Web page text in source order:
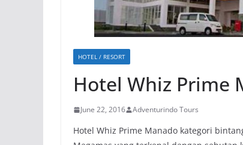
HOTEL / RESORT
Hotel Whiz Prime
June 22, 2016 Adventurindo Tours
Hotel Whiz Prime Manado kategori